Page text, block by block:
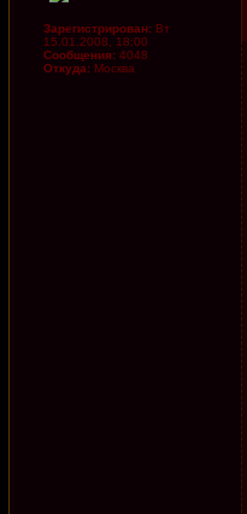
Зарегистрирован: Вт
15.01.2008, 18:00
Сообщения: 4048
Откуда: Москва